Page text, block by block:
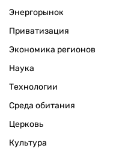
Энергорынок
Приватизация
Экономика регионов
Наука
Технологии
Среда обитания
Церковь
Культура